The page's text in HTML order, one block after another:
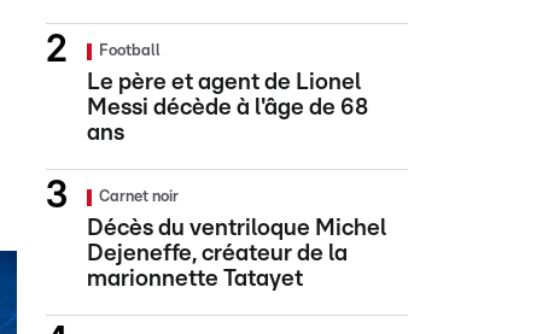
Football
Le père et agent de Lionel
Messi décède à l'âge de 68
ans
Carnet noir
Décès du ventriloque Michel
Dejeneffe, créateur de la
marionnette Tatayet